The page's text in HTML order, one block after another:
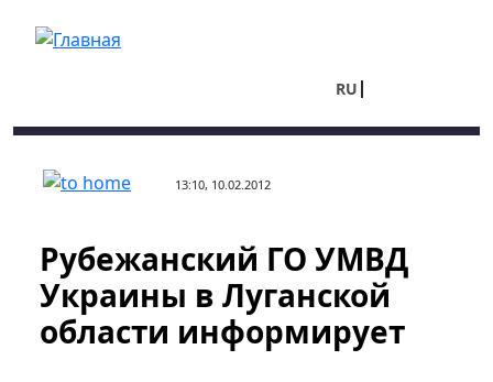
RU
13:10, 10.02.2012
Рубежанский ГО УМВД
Украины в Луганской
области информирует